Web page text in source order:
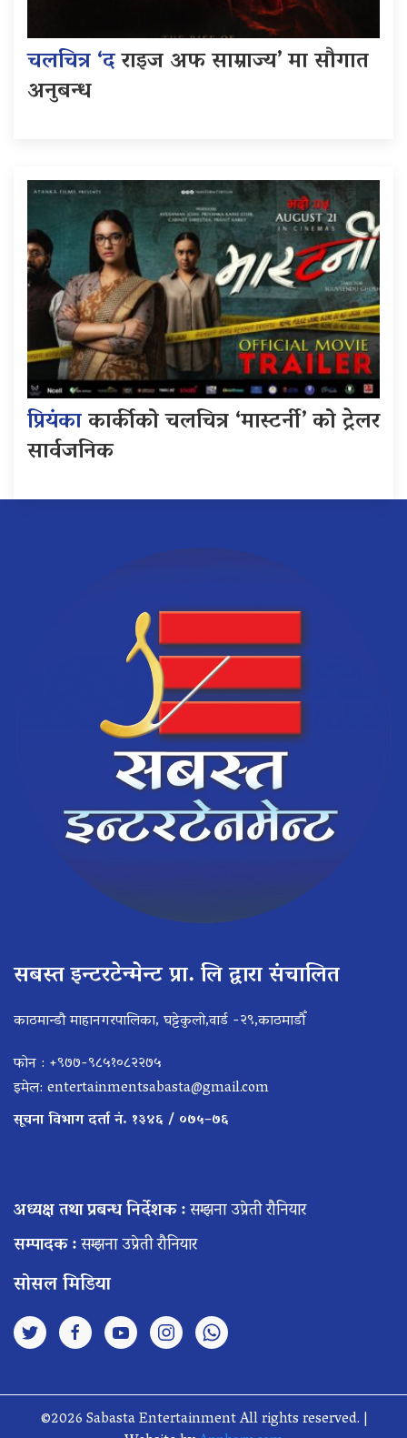
चलचित्र ‘दराइज अफ साम्राज्य’ मा सौगात
अनुबन्ध
प्रियंकाकार्कीको चलचित्र ‘मास्टर्नी’ को ट्रेलर
सार्वजनिक
सबस्त इन्टरटेन्मेन्ट प्रा. लि द्वारा संचालित
काठमान्डौ माहानगरपालिका, घट्टेकुलो,वार्ड -२९,काठमाडौँ
फोन : +९७७-९८५१०८२२७५
इमेल: entertainmentsabasta@gmail.com
सूचना विभाग दर्ता नं. १३४६ / ०७५–७६
अध्यक्ष तथा प्रबन्ध निर्देशक :सम्झना उप्रेती रौनियार
सम्पादक :सम्झना उप्रेती रौनियार
सोसल मिडिया
©2026 Sabasta Entertainment All rights reserved. |